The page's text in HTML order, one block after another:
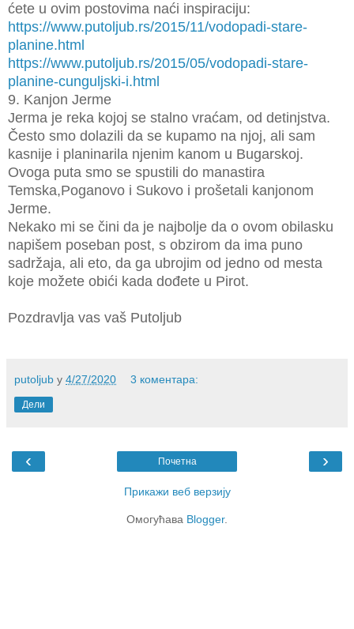
ćete u ovim postovima naći inspiraciju:
https://www.putoljub.rs/2015/11/vodopadi-stare-
planine.html
https://www.putoljub.rs/2015/05/vodopadi-stare-
planine-cunguljski-i.html
9. Kanjon Jerme
Jerma je reka kojoj se stalno vraćam, od detinjstva.
Često smo dolazili da se kupamo na njoj, ali sam
kasnije i planinarila njenim kanom u Bugarskoj.
Ovoga puta smo se spustili do manastira
Temska,Poganovo i Sukovo i prošetali kanjonom
Jerme.
Nekako mi se čini da je najbolje da o ovom obilasku
napišem poseban post, s obzirom da ima puno
sadržaja, ali eto, da ga ubrojim od jedno od mesta
koje možete obići kada dođete u Pirot.
Pozdravlja vas vaš Putoljub
putoljub у 4/27/2020 3 коментара:
Дели
‹ ›
Почетна
Прикажи веб верзију
Омогућава Blogger.